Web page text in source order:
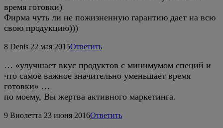
время готовки)
Фирма чуть ли не пожизненную гарантию дает на всю
свою продукцию)))
8 Denis 22 мая 2015Ответить
… «улучшает вкус продуктов с минимумом специй и
что самое важное значительно уменьшает время
готовки» …
по моему, Вы жертва активного маркетинга.
9 Виолетта 23 июня 2016Ответить